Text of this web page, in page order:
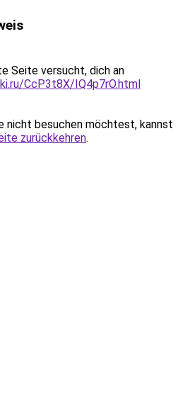
Seite versucht, dich an
CcP3t8X/IQ4p7rO.html
nicht besuchen möchtest, kannst
zurückkehren.